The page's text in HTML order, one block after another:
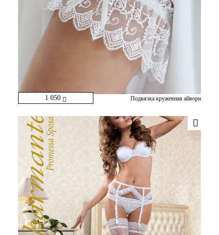
1 050 Подвязка кружевная айвори